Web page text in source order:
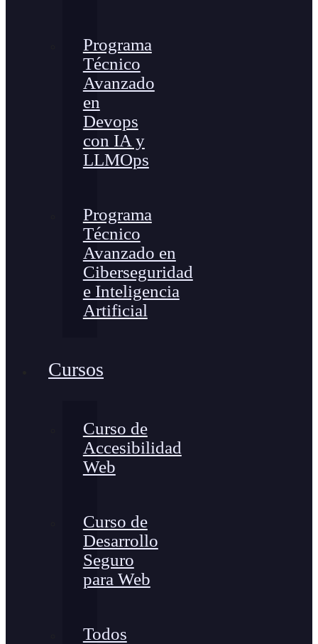
Programa
Técnico
Avanzado
en
Devops
con IA y
LLMOps
Programa
Técnico
Avanzado en
Ciberseguridad
e Inteligencia
Artificial
Cursos
Curso de
Accesibilidad
Web
Curso de
Desarrollo
Seguro
para Web
Todos